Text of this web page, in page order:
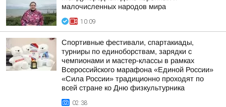
малочисленных народов мира
10:09
Спортивные фестивали, спартакиады,
турниры по единоборствам, зарядки с
чемпионами и мастер-классы в рамках
Всероссийского марафона «Единой России»
«Сила России» традиционно проходят по
всей стране ко Дню физкультурника
02:38